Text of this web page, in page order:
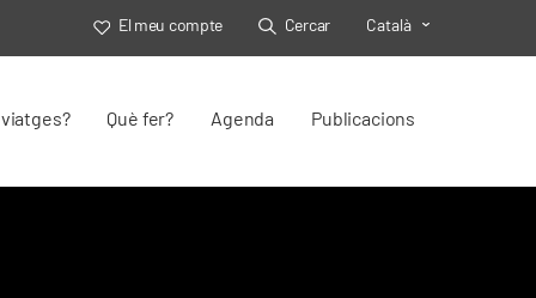
El meu compte Cercar Toggle Select
Català
Què fer? Agenda Publicacions